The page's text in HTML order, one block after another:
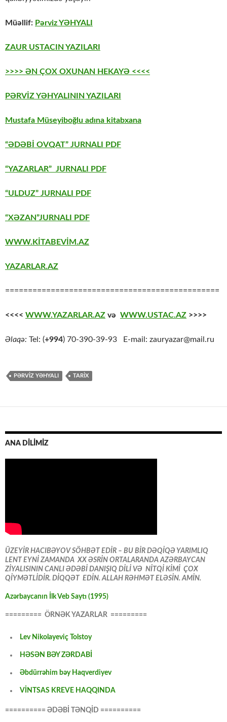
Müəllif: Pərviz YƏHYALI
ZAUR USTACIN YAZILARI
>>>> ƏN ÇOX OXUNAN HEKAYƏ <<<<
PƏRVİZ YƏHYALININ YAZILARI
Mustafa Müseyiboğlu adına kitabxana
“ƏDƏBİ OVQAT” JURNALI PDF
“YAZARLAR” JURNALI PDF
“ULDUZ” JURNALI PDF
“XƏZAN”JURNALI PDF
WWW.KİTABEVİM.AZ
YAZARLAR.AZ
===============================================
<<<< WWW.YAZARLAR.AZ və WWW.USTAC.AZ >>>>
Əlaqə: Tel: (+994) 70-390-39-93 E-mail: zauryazar@mail.ru
PƏRVIZ YƏHYALI TARİX
ANA DİLİMİZ
ÜZEYİR HACIBƏYOV SÖHBƏT EDİR – BU BİR DƏQİQƏ YARIMLIQ
LENT EYNİ ZAMANDA XX ƏSRİN ORTALARANDA AZƏRBAYCAN
ZİYALISININ CANLI ƏDƏBİ DANIŞIQ DİLİ VƏ NİTQİ KİMİ ÇOX
QİYMƏTLİDİR. DİQQƏT EDİN. ALLAH RƏHMƏT ELƏSİN. AMİN.
Azərbaycanın İlk Veb Saytı (1995)
========= ÖRNƏK YAZARLAR =========
Lev Nikolayeviç Tolstoy
HƏSƏN BƏY ZƏRDABİ
Əbdürrəhim bəy Haqverdiyev
VİNTSAS KREVE HAQQINDA
========== ƏDƏBİ TƏNQİD ==========